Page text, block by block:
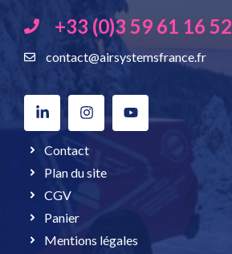
+33 (0)3 59 61 16 52
contact@airsystemsfrance.fr
Contact
Plan du site
CGV
Panier
Mentions légales